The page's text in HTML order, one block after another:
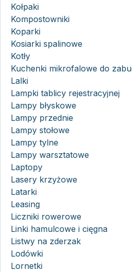
Kołpaki
Kompostowniki
Koparki
Kosiarki spalinowe
Kotły
Kuchenki mikrofalowe do
Lalki
Lampki tablicy rejestracyjnej
Lampy błyskowe
Lampy przednie
Lampy stołowe
Lampy tylne
Lampy warsztatowe
Laptopy
Lasery krzyżowe
Latarki
Leasing
Liczniki rowerowe
Linki hamulcowe i cięgna
Listwy na zderzak
Lodówki
Lornetki